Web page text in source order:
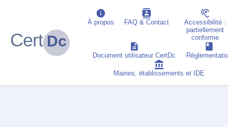
Cert Dc
À propos FAQ & Contact
Accessibilité :
partiellement
conforme
Document utilisateur CertDc
Mairies, établissements et IDE